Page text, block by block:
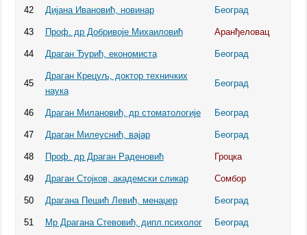
42 Дијана Ивановић, новинар Београд
43 Проф. др Добривоје Михаиловић Аранђеловац
44 Драган Ђурић, економиста Београд
45
Драган Крецуљ, доктор техничких
наука
Београд
46 Драган Милановић, др стоматологије Београд
47 Драган Милеуснић, вајар Београд
48 Проф. др Драган Раденовић Гроцка
49 Драган Стојков, академски сликар Сомбор
50 Драгана Пешић Левић, менаџер Београд
51 Мр Драгана Стевовић, дипл.психолог Београд